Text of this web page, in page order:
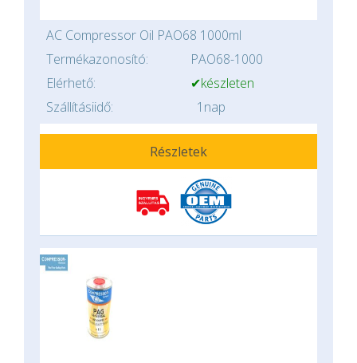
AC Compressor Oil PAO68 1000ml
Termékazonosító:
PAO68-1000
Elérhető:
✔készleten
Szállításiidő:
1nap
Részletek